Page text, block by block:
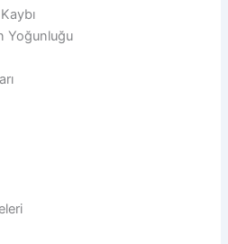
Yoğunluğu